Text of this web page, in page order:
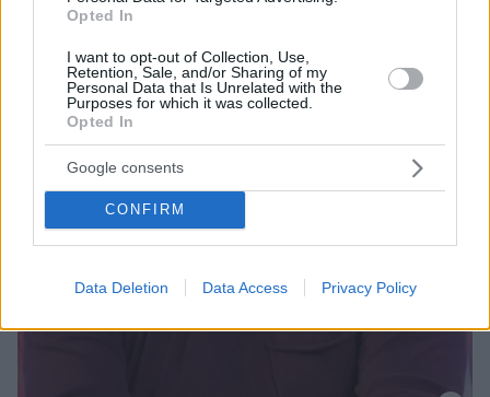
Opted In
I want to opt-out of Collection, Use,
Retention, Sale, and/or Sharing of my
Personal Data that Is Unrelated with the
Purposes for which it was collected.
Opted In
Google consents
CONFIRM
Data Deletion Data Access Privacy Policy